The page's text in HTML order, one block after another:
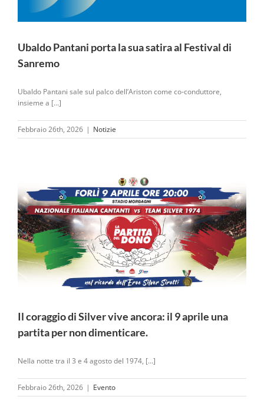
Ubaldo Pantani porta la sua satira al Festival di
Sanremo
Ubaldo Pantani sale sul palco dell’Ariston come co-conduttore,
insieme a [...]
Febbraio 26th, 2026 | Notizie
Il coraggio di Silver vive ancora: il 9 aprile una
partita per non dimenticare.
Nella notte tra il 3 e 4 agosto del 1974, [...]
Febbraio 26th, 2026 | Evento